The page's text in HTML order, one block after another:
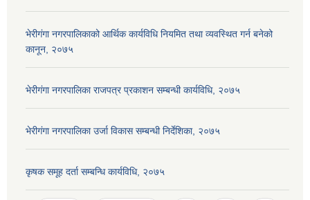
भेरीगंगा नगरपालिकाको आर्थिक कार्यविधि नियमित तथा व्यवस्थित गर्न बनेको
कानून, २०७५
भेरीगंगा नगरपालिका राजपत्र प्रकाशन सम्बन्धी कार्यविधि, २०७५
भेरीगंगा नगरपालिका उर्जा विकास सम्बन्धी निर्देशिका, २०७५
कृषक समूह दर्ता सम्बन्धि कार्यविधि, २०७५